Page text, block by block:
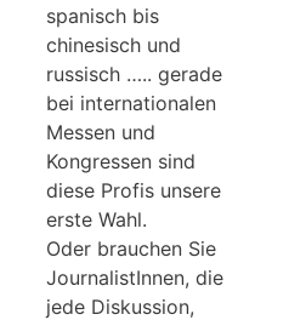
spanisch bis
chinesisch und
russisch ….. gerade
bei internationalen
Messen und
Kongressen sind
diese Profis unsere
erste Wahl.
Oder brauchen Sie
JournalistInnen, die
jede Diskussion,